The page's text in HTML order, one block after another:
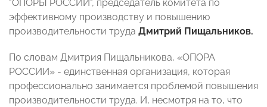
"ОПОРЫ РОССИИ", председатель комитета по
эффективному производству и повышению
производительности труда Дмитрий Пищальников.
По словам Дмитрия Пищальникова, «ОПОРА
РОССИИ» - единственная организация, которая
профессионально занимается проблемой повышения
производительности труда. И, несмотря на то, что